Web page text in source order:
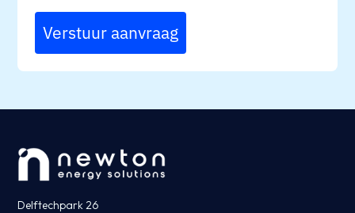
Verstuur aanvraag
Delftechpark 26